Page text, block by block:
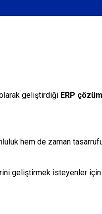
geliştirdiği ERP
hem de zaman
geliştirmek isteyenler